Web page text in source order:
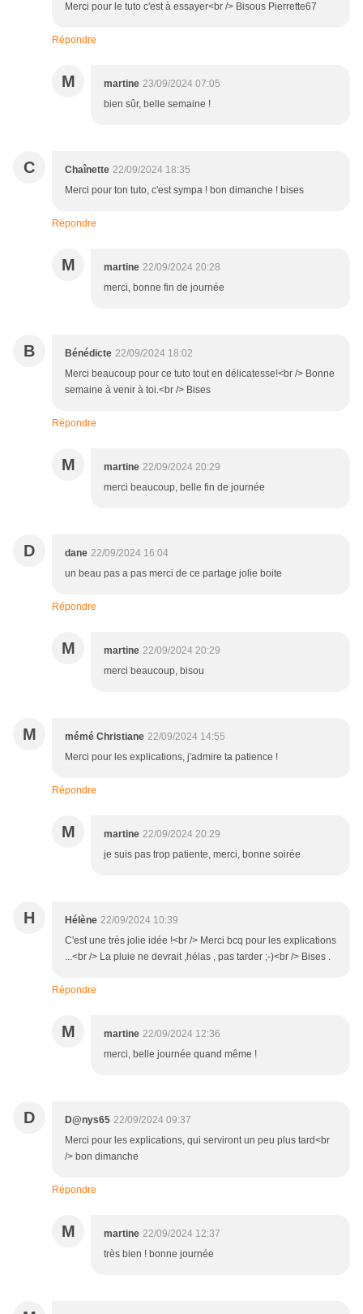
Merci pour le tuto c'est à essayer<br /> Bisous Pierrette67
Répondre
M martine 23/09/2024 07:05
bien sûr, belle semaine !
C Chaînette 22/09/2024 18:35
Merci pour ton tuto, c'est sympa ! bon dimanche ! bises
Répondre
M martine 22/09/2024 20:28
merci, bonne fin de journée
B Bénédicte 22/09/2024 18:02
Merci beaucoup pour ce tuto tout en délicatesse!<br /> Bonne
semaine à venir à toi.<br /> Bises
Répondre
M martine 22/09/2024 20:29
merci beaucoup, belle fin de journée
D dane 22/09/2024 16:04
un beau pas a pas merci de ce partage jolie boite
Répondre
M martine 22/09/2024 20:29
merci beaucoup, bisou
M mémé Christiane 22/09/2024 14:55
Merci pour les explications, j'admire ta patience !
Répondre
M martine 22/09/2024 20:29
je suis pas trop patiente, merci, bonne soirée
H Hélène 22/09/2024 10:39
C'est une très jolie idée !<br /> Merci bcq pour les explications
...<br /> La pluie ne devrait ,hélas , pas tarder ;-)<br /> Bises .
Répondre
M martine 22/09/2024 12:36
merci, belle journée quand même !
D D@nys65 22/09/2024 09:37
Merci pour les explications, qui serviront un peu plus tard<br
/> bon dimanche
Répondre
M martine 22/09/2024 12:37
très bien ! bonne journée